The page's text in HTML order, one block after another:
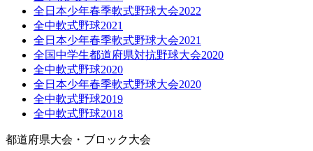
全日本少年春季軟式野球大会2022
全中軟式野球2021
全日本少年春季軟式野球大会2021
全国中学生都道府県対抗野球大会2020
全中軟式野球2020
全日本少年春季軟式野球大会2020
全中軟式野球2019
全中軟式野球2018
都道府県大会・ブロック大会